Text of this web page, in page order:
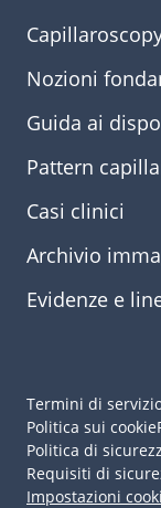
Nozioni
Guida ai
Pattern
Casi clinici
Archivio
Evidenze e
Termini di
Politica sui cookie
Politica di
Requisiti di
Impostazioni